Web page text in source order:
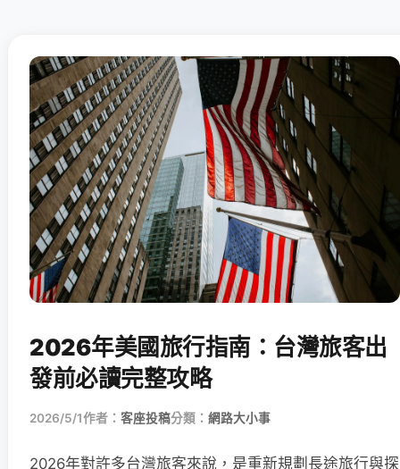
2026年美國旅行指南：台灣旅客出
發前必讀完整攻略
2026/5/1作者： 客座投稿分類： 網路大小事
2026年對許多台灣旅客來說，是重新規劃長途旅行與探